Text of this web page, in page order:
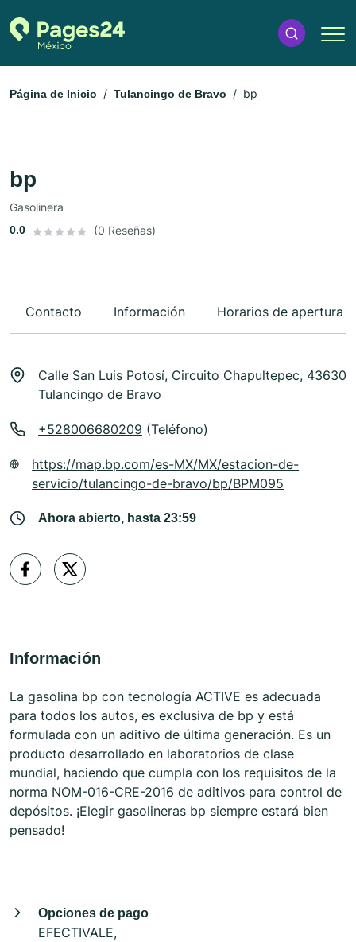
Página de Inicio Tulancingo de Bravo bp
bp
Gasolinera
0.0 (0 Reseñas)
Contacto Información Horarios de apertura
Calle San Luis Potosí, Circuito Chapultepec, 43630
Tulancingo de Bravo
+528006680209 (Teléfono)
https://map.bp.com/es-MX/MX/estacion-de-
servicio/tulancingo-de-bravo/bp/BPM095
Ahora abierto, hasta 23:59
Información
La gasolina bp con tecnología ACTIVE es adecuada
para todos los autos, es exclusiva de bp y está
formulada con un aditivo de última generación. Es un
producto desarrollado en laboratorios de clase
mundial, haciendo que cumpla con los requisitos de la
norma NOM-016-CRE-2016 de aditivos para control de
depósitos. ¡Elegir gasolineras bp siempre estará bien
pensado!
Opciones de pago
EFECTIVALE,